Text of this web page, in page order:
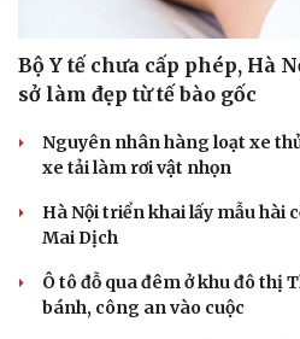
Bộ Y tế chưa cấp phép, Hà
sở làm đẹp từ tế bào gốc
Nguyên nhân hàng loạt xe
xe tải làm rơi vật nhọn
Hà Nội triển khai lấy mẫu hài
Mai Dịch
Ô tô đỗ qua đêm ở khu đô thị
bánh, công an vào cuộc